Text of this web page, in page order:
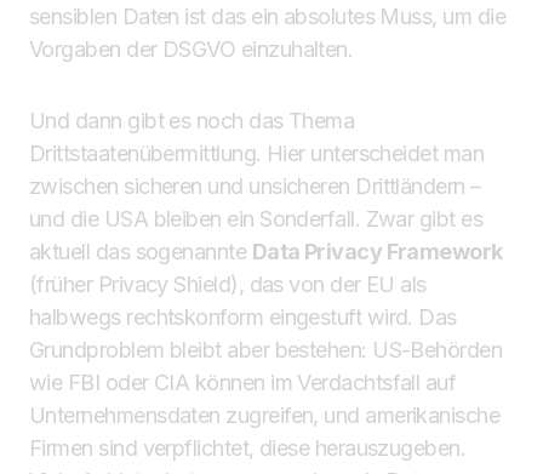
sensiblen Daten ist das ein absolutes Muss, um die
Vorgaben der DSGVO einzuhalten.
Und dann gibt es noch das Thema
Drittstaatenübermittlung. Hier unterscheidet man
zwischen sicheren und unsicheren Drittländern –
und die USA bleiben ein Sonderfall. Zwar gibt es
aktuell das sogenannte Data Privacy Framework
(früher Privacy Shield), das von der EU als
halbwegs rechtskonform eingestuft wird. Das
Grundproblem bleibt aber bestehen: US-Behörden
wie FBI oder CIA können im Verdachtsfall auf
Unternehmensdaten zugreifen, und amerikanische
Firmen sind verpflichtet, diese herauszugeben.